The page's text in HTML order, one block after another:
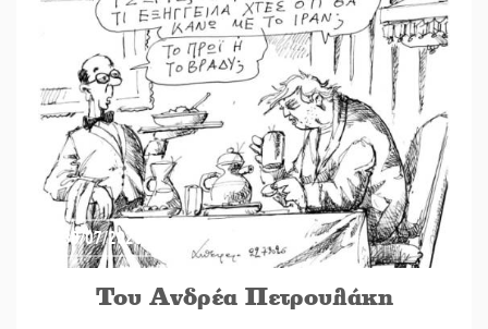
30/07/2026
Του Ανδρέα Πετρουλάκη